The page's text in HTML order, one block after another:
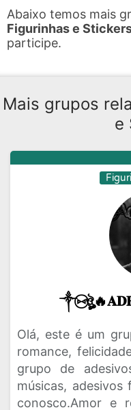
Abaixo temos mais
Figurinhas e
participe.
Mais grupos
e
Olá, este é um
romance,
grupo de
músicas,
conosco.Amor e